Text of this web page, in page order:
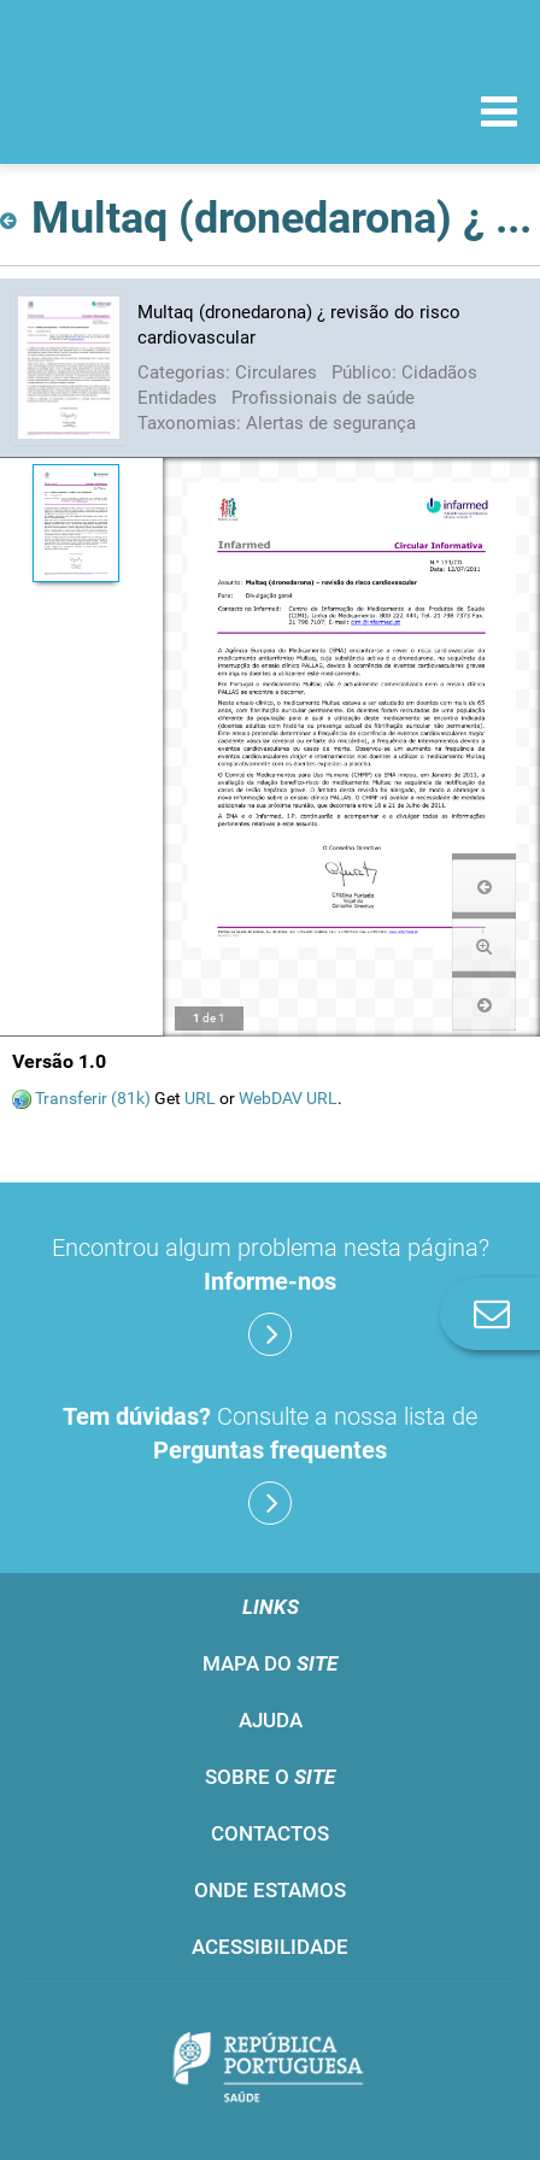
Multaq (dronedarona) ¿ revisão do risco cardiovascular
Multaq (dronedarona) ¿ revisão do risco
cardiovascular
Categorias: Circulares Público: Cidadãos
Entidades
Profissionais de saúde
Taxonomias: Alertas de segurança
1 de 1
Versão 1.0
Transferir (81k) Get URL orWebDAV URL .
Encontrou algum problema nesta página?
Informe-nos
Tem dúvidas? Consulte a nossa lista de
Perguntas frequentes
LINKS
MAPA DO SITE
AJUDA
SOBRE O SITE
CONTACTOS
ONDE ESTAMOS
ACESSIBILIDADE